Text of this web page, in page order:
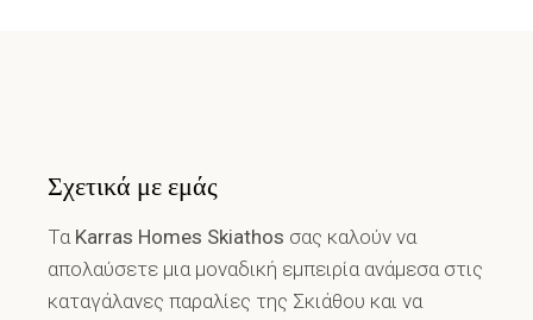
Σχετικά με εμάς
Τα Karras Homes Skiathos σας καλούν να
απολαύσετε μια μοναδική εμπειρία ανάμεσα στις
καταγάλανες παραλίες της Σκιάθου και να